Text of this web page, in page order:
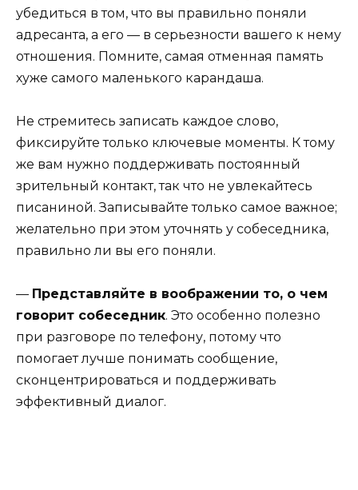
убедиться в том, что вы правильно поняли
адресанта, а его — в серьезности вашего к нему
отношения. Помните, самая отменная память
хуже самого маленького карандаша.
Не стремитесь записать каждое слово,
фиксируйте только ключевые моменты. К тому
же вам нужно поддерживать постоянный
зрительный контакт, так что не увлекайтесь
писаниной. Записывайте только самое важное;
желательно при этом уточнять у собеседника,
правильно ли вы его поняли.
— Представляйте в воображении то, о чем
говорит собеседник. Это особенно полезно
при разговоре по телефону, потому что
помогает лучше понимать сообщение,
сконцентрироваться и поддерживать
эффективный диалог.